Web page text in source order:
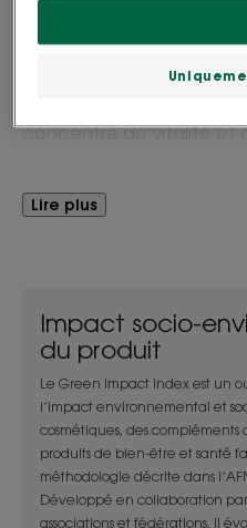
vitalité, dès la première
unique, adaptée à un
actif séboréducteur au
concentré de vitalité et
plus longtemps.
Bénéfices
- Nettoie : formulé pour
concentré de vitalité
efficacement.
- Tonifie: le Cédrat
Lire plus
Impact socio-
du produit
Le Green Impact Index est un
l’impact environnemental et
cosmétiques, des compléments
produits de bien-être et santé
méthodologie décrite dans
Développé en collaboration par
associations et fédérations, il